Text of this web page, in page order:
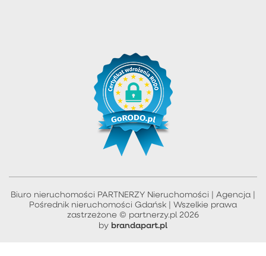
Biuro nieruchomości PARTNERZY Nieruchomości | Agencja |
Pośrednik nieruchomości Gdańsk | Wszelkie prawa
zastrzeżone © partnerzy.pl 2026
by brandapart.pl